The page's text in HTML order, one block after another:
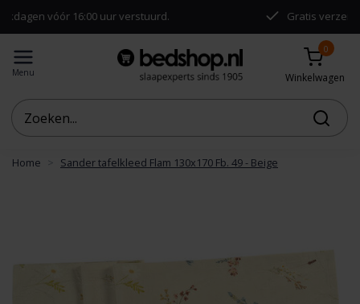
16:00 uur verstuurd. Gratis verzending vanaf
Menu
0
Winkelwagen
Home Sander tafelkleed Flam 130x170 Fb. 49 - Beige